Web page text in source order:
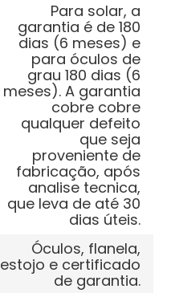
Para solar, a
garantia é de 180
dias (6 meses) e
para óculos de
grau 180 dias (6
meses). A garantia
cobre cobre
qualquer defeito
que seja
proveniente de
fabricação, após
analise tecnica,
que leva de até 30
dias úteis.
Óculos, flanela,
estojo e certificado
de garantia.